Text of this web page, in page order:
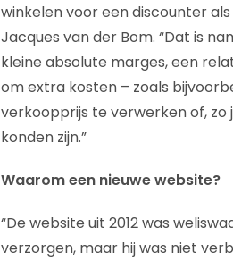
winkelen voor een discounter
Jacques van der Bom. “Dat is
kleine absolute marges, een
om extra kosten – zoals
verkoopprijs te verwerken of,
konden zijn.”
Waarom een nieuwe website?
“De website uit 2012 was
verzorgen, maar hij was niet